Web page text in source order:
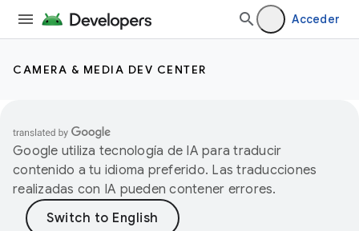
Acceder
CAMERA & MEDIA DEV CENTER
Google utiliza tecnología de IA para traducir
contenido a tu idioma preferido. Las traducciones
realizadas con IA pueden contener errores.